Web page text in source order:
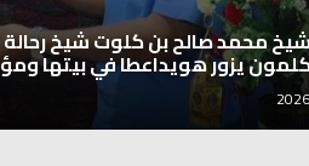
محمد صالح بن كلوت شيخ رحالة
يزور هويداعطا في بيتها